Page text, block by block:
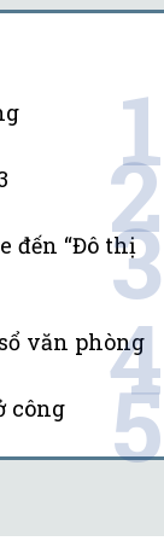
1
2
đến “Đô thị3
văn phòng
4
công 5